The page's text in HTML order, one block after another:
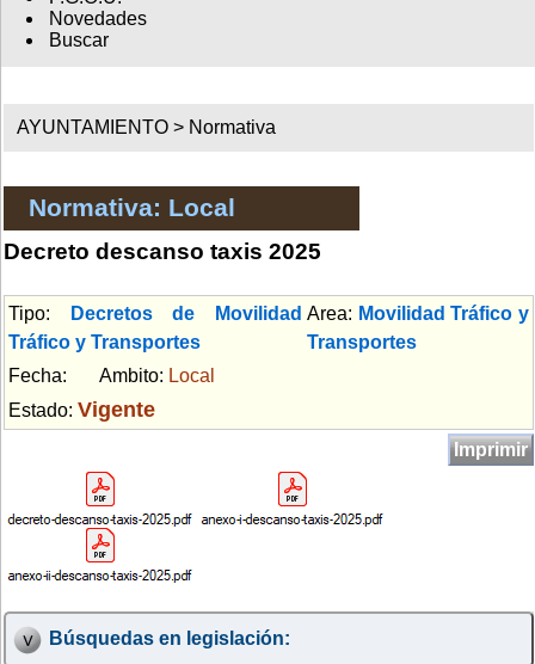
Novedades
Buscar
AYUNTAMIENTO > Normativa
Normativa: Local
Decreto descanso taxis 2025
Tipo:
Decretos de Movilidad
Tráfico y Transportes
Area: Movilidad Tráfico y
Transportes
Fecha:
Ambito: Local
Estado: Vigente
Imprimir
Búsquedas en legislación: